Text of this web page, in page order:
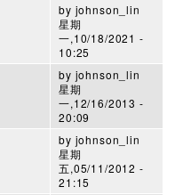
by johnson_lin
星期
一,10/18/2021 -
10:25
by johnson_lin
星期
一,12/16/2013 -
20:09
by johnson_lin
星期
五,05/11/2012 -
21:15